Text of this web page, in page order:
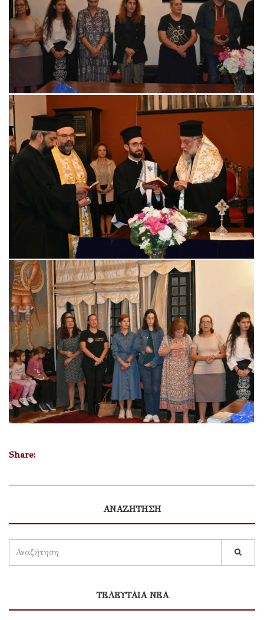
Share:
ΑΝΑΖΗΤΗΣΗ
ΤΕΛΕΥΤΑΙΑ ΝΕΑ